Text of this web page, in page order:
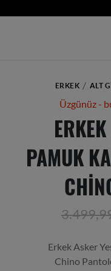
ERKEK ALT
Üzgünüz -
PAMUK
Erkek Asker
Chino